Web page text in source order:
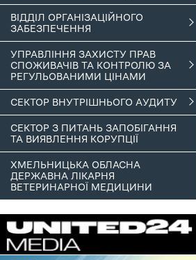
ВІДДІЛ ОРГАНІЗАЦІЙНОГО
ЗАБЕЗПЕЧЕННЯ
УПРАВЛІННЯ ЗАХИСТУ ПРАВ
СПОЖИВАЧІВ ТА КОНТРОЛЮ ЗА
РЕГУЛЬОВАНИМИ ЦІНАМИ
СЕКТОР ВНУТРІШНЬОГО АУДИТУ
СЕКТОР З ПИТАНЬ ЗАПОБІГАННЯ
ТА ВИЯВЛЕННЯ КОРУПЦІЇ
ХМЕЛЬНИЦЬКА ОБЛАСНА
ДЕРЖАВНА ЛІКАРНЯ
ВЕТЕРИНАРНОЇ МЕДИЦИНИ